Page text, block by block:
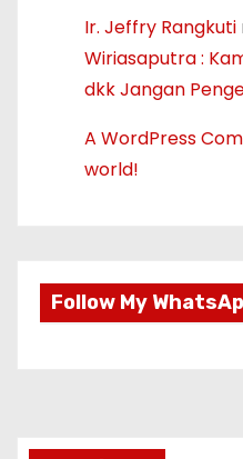
Ir. Jeffry Rangkuti
Wiriasaputra :
dkk Jangan
A WordPress
world!
Follow My